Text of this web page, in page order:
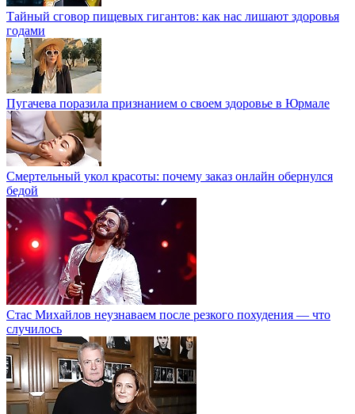
Тайный сговор пищевых гигантов: как нас лишают здоровья
годами
Пугачева поразила признанием о своем здоровье в Юрмале
Смертельный укол красоты: почему заказ онлайн обернулся
бедой
Стас Михайлов неузнаваем после резкого похудения — что
случилось